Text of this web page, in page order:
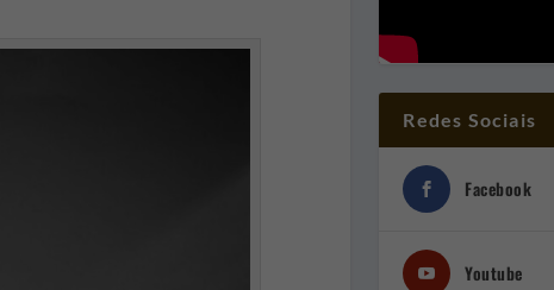
Redes Sociais
Facebook
Youtube